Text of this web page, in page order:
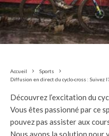
Accueil
Sports
Diffusion en direct du cyclo-cross : Suivez
Découvrez l’excitation du
Vous êtes passionné par ce
pouvez pas assister aux
Nous avons la solution pour